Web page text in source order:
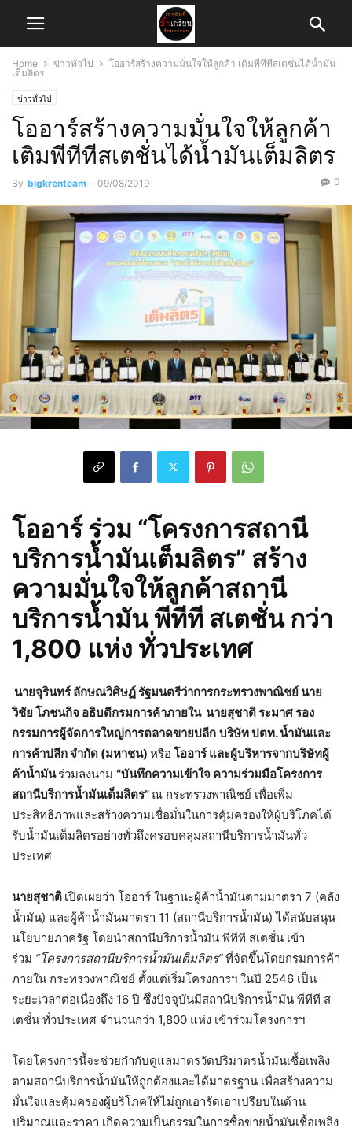
Home ข่าวทั่วไป
โออาร์สร้างความมั่นใจให้ลูกค้า เติมพีทีทีสเตชั่นได้น้ำมัน
เต็มลิตร
ข่าวทั่วไป
โออาร์สร้างความมั่นใจให้ลูกค้า
เติมพีทีทีสเตชั่นได้น้ำมันเต็มลิตร
By bigkrenteam - 09/08/2019 0
โออาร์ ร่วม “โครงการสถานี
บริการน้ำมันเต็มลิตร” สร้าง
ความมั่นใจให้ลูกค้าสถานี
บริการน้ำมัน พีทีที สเตชั่น กว่า
1,800 แห่ง ทั่วประเทศ
นายจุรินทร์ ลักษณวิศิษฏ์ รัฐมนตรีว่าการกระทรวงพาณิชย์ นาย
วิชัย โภชนกิจ อธิบดีกรมการค้าภายใน นายสุชาติ ระมาศ รอง
กรรมการผู้จัดการใหญ่การตลาดขายปลีก บริษัท ปตท. น้ำมันและ
การค้าปลีก จำกัด (มหาชน) หรือ โออาร์ และผู้บริหารจากบริษัทผู้
ค้าน้ำมันร่วมลงนาม “บันทึกความเข้าใจ ความร่วมมือโครงการ
สถานีบริการน้ำมันเต็มลิตร” ณ กระทรวงพาณิชย์ เพื่อเพิ่ม
ประสิทธิภาพและสร้างความเชื่อมั่นในการคุ้มครองให้ผู้บริโภคได้
รับน้ำมันเต็มลิตรอย่างทั่วถึงครอบคลุมสถานีบริการน้ำมันทั่ว
ประเทศ
นายสุชาติ เปิดเผยว่า โออาร์ ในฐานะผู้ค้าน้ำมันตามมาตรา 7 (คลัง
น้ำมัน) และผู้ค้าน้ำมันมาตรา 11 (สถานีบริการน้ำมัน) ได้สนับสนุน
นโยบายภาครัฐ โดยนำสถานีบริการน้ำมัน พีทีที สเตชั่น เข้า
ร่วม “โครงการสถานีบริการน้ำมันเต็มลิตร”ที่จัดขึ้นโดยกรมการค้า
ภายใน กระทรวงพาณิชย์ ตั้งแต่เริ่มโครงการฯ ในปี 2546 เป็น
ระยะเวลาต่อเนื่องถึง 16 ปี ซึ่งปัจจุบันมีสถานีบริการน้ำมัน พีทีที ส
เตชั่น ทั่วประเทศ จำนวนกว่า 1,800 แห่ง เข้าร่วมโครงการฯ
โดยโครงการนี้จะช่วยกำกับดูแลมาตรวัดปริมาตรน้ำมันเชื้อเพลิง
ตามสถานีบริการน้ำมันให้ถูกต้องและได้มาตรฐาน เพื่อสร้างความ
มั่นใจและคุ้มครองผู้บริโภคให้ไม่ถูกเอารัดเอาเปรียบในด้าน
ปริมาณและราคา เกิดความเป็นธรรมในการซื้อขายน้ำมันเชื้อเพลิง